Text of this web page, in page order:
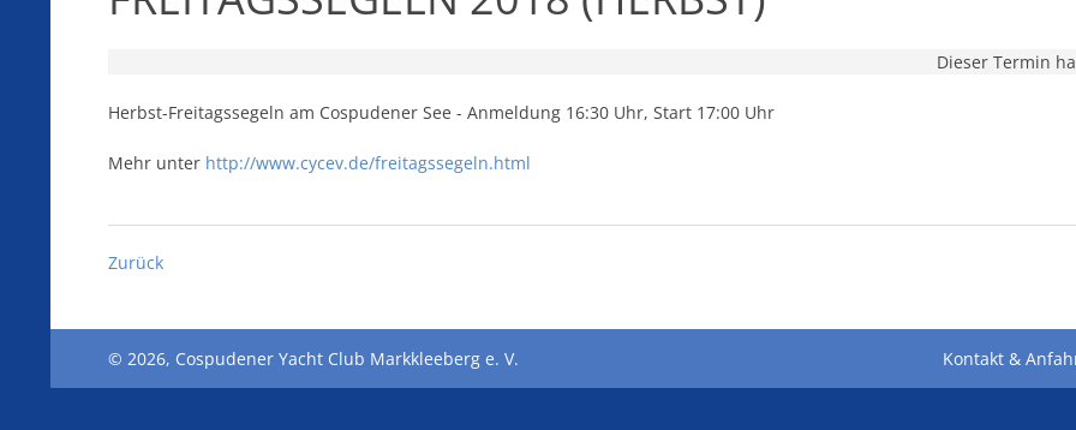
Dieser Termin
Herbst-Freitagssegeln am Cospudener See - Anmeldung 16:30 Uhr, Start 17:00 Uhr
Mehr unter http://www.cycev.de/freitagssegeln.html
Zurück
© 2026, Cospudener Yacht Club Markkleeberg e. V. Kontakt &